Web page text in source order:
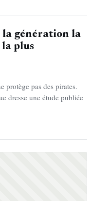
la génération la
la plus
protège pas des pirates.
dresse une étude publiée